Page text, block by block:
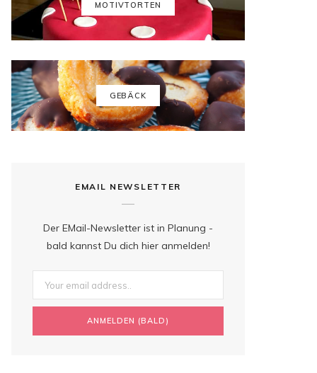
a
s
t
MOTIVTORTEN
GEBÄCK
EMAIL NEWSLETTER
Der EMail-Newsletter ist in Planung -
bald kannst Du dich hier anmelden!